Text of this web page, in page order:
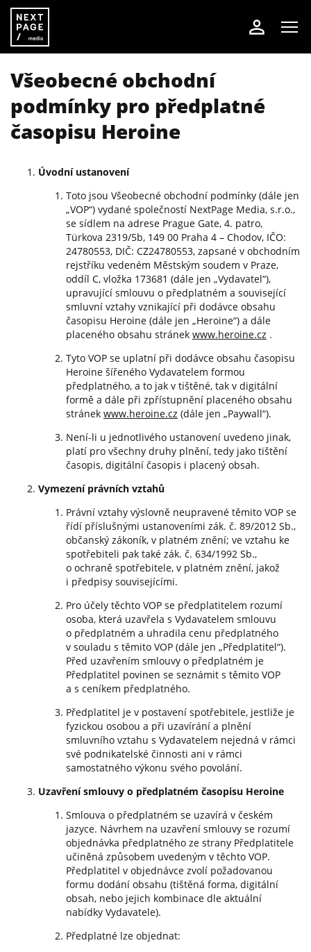
Všeobecné obchodní
podmínky pro předplatné
časopisu Heroine
Úvodní ustanovení
Toto jsou Všeobecné obchodní podmínky (dále jen
„VOP“) vydané společností NextPage Media, s.r.o.,
se sídlem na adrese Prague Gate, 4. patro,
Türkova 2319/5b, 149 00 Praha 4 – Chodov, IČO:
24780553, DIČ: CZ24780553, zapsané v obchodním
rejstříku vedeném Městským soudem v Praze,
oddíl C, vložka 173681 (dále jen „Vydavatel“),
upravující smlouvu o předplatném a související
smluvní vztahy vznikající při dodávce obsahu
časopisu Heroine (dále jen „Heroine“) a dále
placeného obsahu stránek www.heroine.cz .
Tyto VOP se uplatní při dodávce obsahu časopisu
Heroine šířeného Vydavatelem formou
předplatného, a to jak v tištěné, tak v digitální
formě a dále při zpřístupnění placeného obsahu
stránek www.heroine.cz (dále jen „Paywall“).
Není-li u jednotlivého ustanovení uvedeno jinak,
platí pro všechny druhy plnění, tedy jako tištění
časopis, digitální časopis i placený obsah.
Vymezení právních vztahů
Právní vztahy výslovně neupravené těmito VOP se
řídí příslušnými ustanoveními zák. č. 89/2012 Sb.,
občanský zákoník, v platném znění; ve vztahu ke
spotřebiteli pak také zák. č. 634/1992 Sb.,
o ochraně spotřebitele, v platném znění, jakož
i předpisy souvisejícími.
Pro účely těchto VOP se předplatitelem rozumí
osoba, která uzavřela s Vydavatelem smlouvu
o předplatném a uhradila cenu předplatného
v souladu s těmito VOP (dále jen „Předplatitel“).
Před uzavřením smlouvy o předplatném je
Předplatitel povinen se seznámit s těmito VOP
a s ceníkem předplatného.
Předplatitel je v postavení spotřebitele, jestliže je
fyzickou osobou a při uzavírání a plnění
smluvního vztahu s Vydavatelem nejedná v rámci
své podnikatelské činnosti ani v rámci
samostatného výkonu svého povolání.
Uzavření smlouvy o předplatném časopisu Heroine
Smlouva o předplatném se uzavírá v českém
jazyce. Návrhem na uzavření smlouvy se rozumí
objednávka předplatného ze strany Předplatitele
učiněná způsobem uvedeným v těchto VOP.
Předplatitel v objednávce zvolí požadovanou
formu dodání obsahu (tištěná forma, digitální
obsah, nebo jejich kombinace dle aktuální
nabídky Vydavatele).
Předplatné lze objednat: